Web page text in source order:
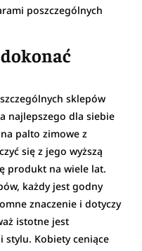
poszczególnych
sklepów
najlepszego dla siebie
palto zimowe z
się z jego wyższą
produkt na wiele lat.
każdy jest godny
znaczenie i dotyczy
istotne jest
Kobiety ceniące